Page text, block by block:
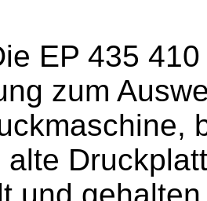
EP 435
zum
alte